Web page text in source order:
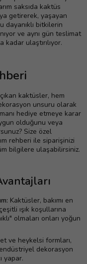
saksıda kaktüs
getirerek, yaşayan
dayanıklı bitkilerin
ve aynı gün teslimat
kadar ulaştırılıyor.
kaktüsler, hem
unsuru olarak
hediye etmeye karar
olduğunu veya
Size özel
rehberi ile siparişinizi
bilgilere ulaşabilirsiniz.
Kaktüsler, bakımı en
ışık koşullarına
olmaları onları yoğun
ve heykelsi formları,
dekorasyon
yapar.